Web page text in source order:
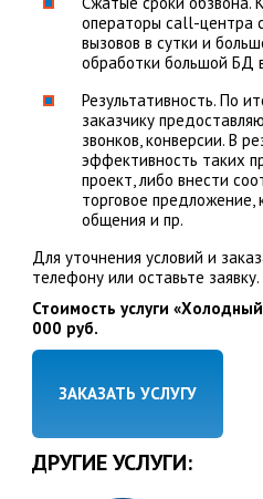
операторы call-центра
вызовов в сутки и
обработки большой БД
Результативность. По
заказчику
звонков, конверсии. В
эффективность таких
проект, либо внести
торговое предложение,
общения и пр.
Для уточнения условий и
телефону или оставьте заявку.
Стоимость услуги
000 руб.
ЗАКАЗАТЬ УСЛУГУ
ДРУГИЕ УСЛУГИ: